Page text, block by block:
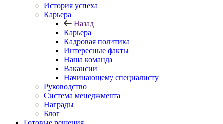
История успеха
Карьера
Назад
Карьера
Кадровая политика
Интересные факты
Наша команда
Вакансии
Начинающему специалисту
Руководство
Система менеджмента
Награды
Блог
Готовые решения